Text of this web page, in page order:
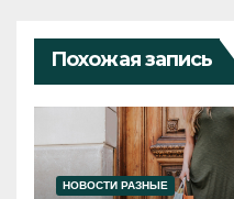
Похожая запись
НОВОСТИ РАЗНЫЕ